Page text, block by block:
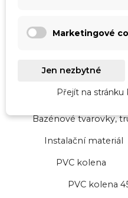
Odvlhčovače
Odvlhčovače do
Odvlhčovače nad
Bazénové tvarovky,
Instalační materiál
PVC kolena
PVC kolena
Marketingové
Jen nezbytné
Přejít na stránku